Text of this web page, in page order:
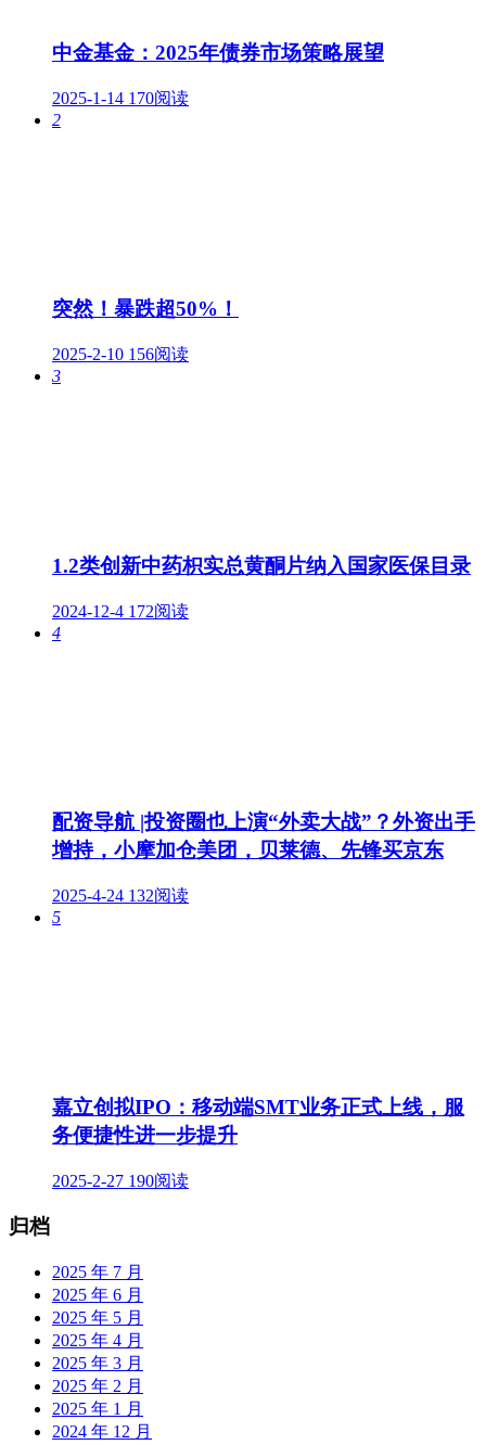
中金基金：2025年债券市场策略展望
2025-1-14 170阅读
2
突然！暴跌超50%！
2025-2-10 156阅读
3
1.2类创新中药枳实总黄酮片纳入国家医保目录
2024-12-4 172阅读
4
配资导航 |投资圈也上演“外卖大战”？外资出手
增持，小摩加仓美团，贝莱德、先锋买京东
2025-4-24 132阅读
5
嘉立创拟IPO：移动端SMT业务正式上线，服
务便捷性进一步提升
2025-2-27 190阅读
归档
2025 年 7 月
2025 年 6 月
2025 年 5 月
2025 年 4 月
2025 年 3 月
2025 年 2 月
2025 年 1 月
2024 年 12 月